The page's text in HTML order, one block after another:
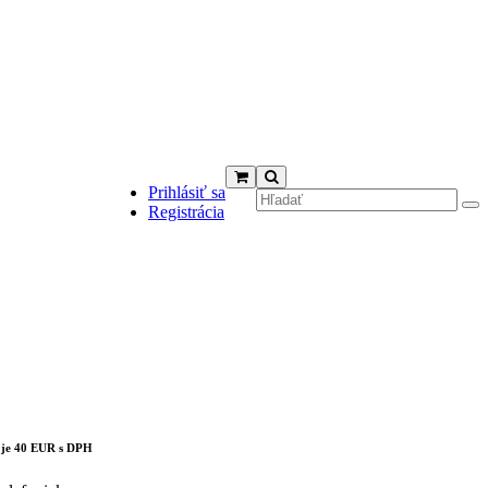
Prihlásiť sa
Registrácia
40 EUR s DPH